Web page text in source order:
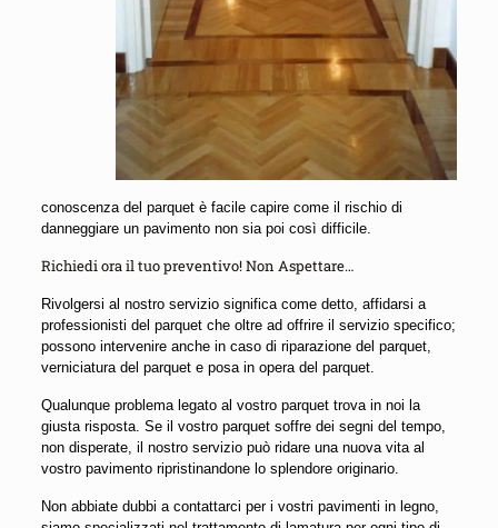
conoscenza del parquet è facile capire come il rischio di
danneggiare un pavimento non sia poi così difficile.
Richiedi ora il tuo preventivo! Non Aspettare…
Rivolgersi al nostro servizio significa come detto, affidarsi a
professionisti del parquet che oltre ad offrire il servizio specifico;
possono intervenire anche in caso di riparazione del parquet,
verniciatura del parquet e posa in opera del parquet.
Qualunque problema legato al vostro parquet trova in noi la
giusta risposta. Se il vostro parquet soffre dei segni del tempo,
non disperate, il nostro servizio può ridare una nuova vita al
vostro pavimento ripristinandone lo splendore originario.
Non abbiate dubbi a contattarci per i vostri pavimenti in legno,